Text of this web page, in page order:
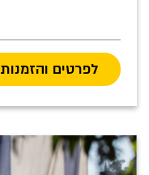
לפרטים והזמנות